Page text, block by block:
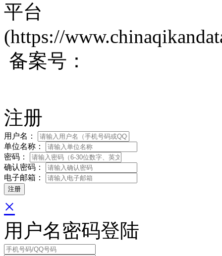
平台
(https://
备案号：
注册
用户名：
单位名称：
密码：
确认密码：
电子邮箱：
×
用户名密码登陆